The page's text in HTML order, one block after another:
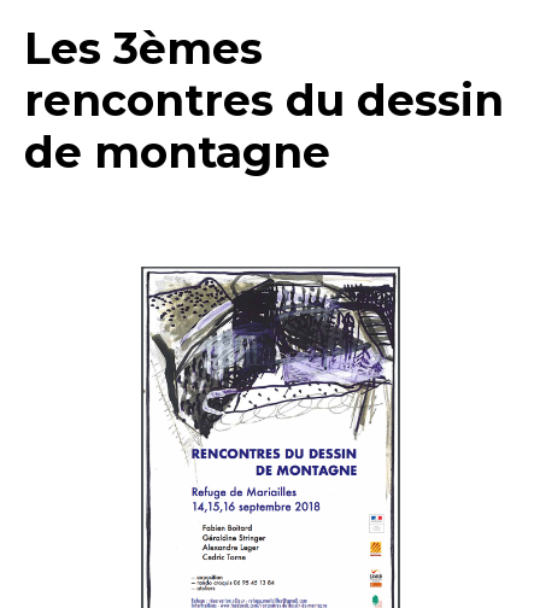
Les 3èmes
rencontres du dessin
de montagne